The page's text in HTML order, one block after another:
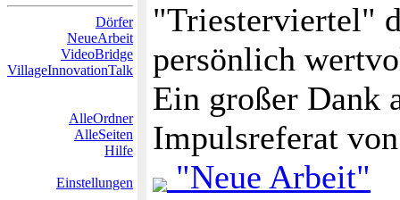
Dörfer
NeueArbeit
VideoBridge
VillageInnovationTalk
AlleOrdner
AlleSeiten
Hilfe
Einstellungen
"Triesterviertel"
persönlich
Ein großer Dank
Impulsreferat
"Neue Arbeit"